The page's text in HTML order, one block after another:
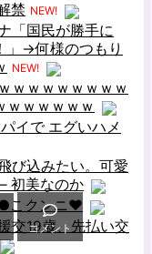
禁 NEW!
「国民が勝手に
」→何様のつもり
NEW!
ｗｗｗｗｗｗｗｗ
ｗｗｗｗｗｗ
イで エグいハメ
び込みたい。可愛
初美なのか
●こクンニ♥
交19歳、先払い交
コメント